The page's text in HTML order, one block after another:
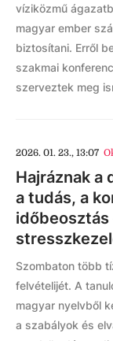
víziközmű
magyar ember
biztosítani. Erről
szakmai
szerveztek meg
2026. 01. 23., 13:07
Hajráznak a
a tudás, a
időbeosztás
Szombaton több
felvételijét. A
magyar nyelvből
a szabályok és